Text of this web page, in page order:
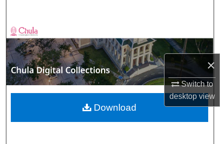
×
Switch to
desktopview
Browse Collections
My Account
About
Digital Commons Network™
Download